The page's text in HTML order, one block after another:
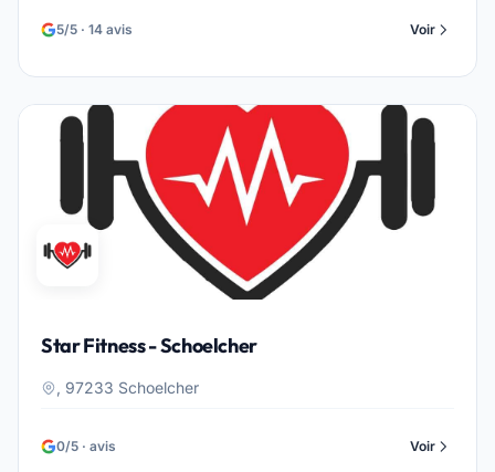
5/5 · 14 avis Voir
Star Fitness - Schoelcher
, 97233 Schoelcher
0/5 · avis Voir